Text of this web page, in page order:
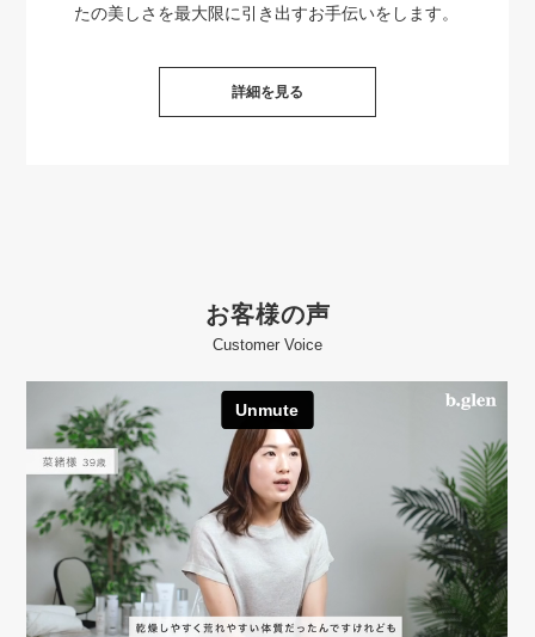
たの美しさを最大限に引き出すお手伝いをします。
詳細を見る
お客様の声
Customer Voice